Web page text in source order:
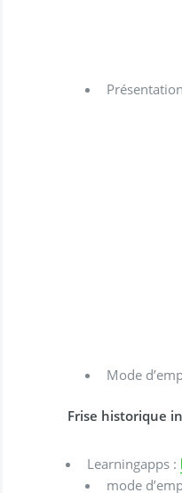
Mode
Frise historique
Learningapps :
mode